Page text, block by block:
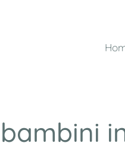
bambini